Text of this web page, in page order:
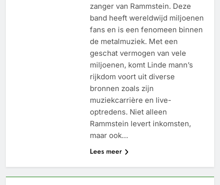
zanger van Rammstein. Deze
band heeft wereldwijd miljoenen
fans en is een fenomeen binnen
de metalmuziek. Met een
geschat vermogen van vele
miljoenen, komt Linde mann’s
rijkdom voort uit diverse
bronnen zoals zijn
muziekcarrière en live-
optredens. Niet alleen
Rammstein levert inkomsten,
maar ook…
Lees meer